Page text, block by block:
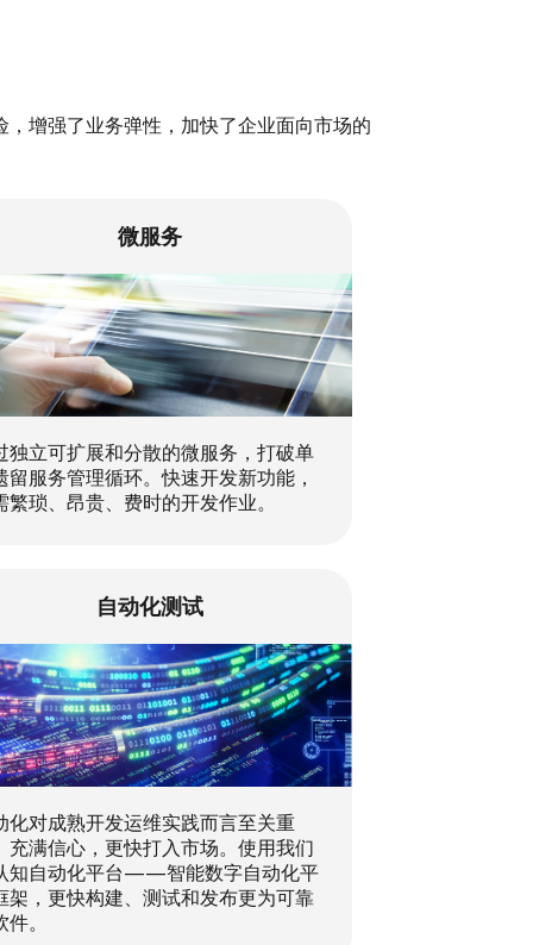
增强了业务弹性，加快了企业面向市场的
微服务
独立可扩展和分散的微服务，打破单
留服务管理循环。快速开发新功能，
繁琐、昂贵、费时的开发作业。
自动化测试
化对成熟开发运维实践而言至关重
充满信心，更快打入市场。使用我们
知自动化平台——智能数字自动化平
架，更快构建、测试和发布更为可靠
。